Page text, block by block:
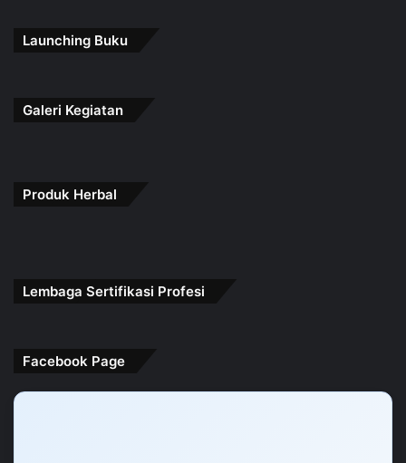
Launching Buku
Galeri Kegiatan
Produk Herbal
Lembaga Sertifikasi Profesi
Facebook Page